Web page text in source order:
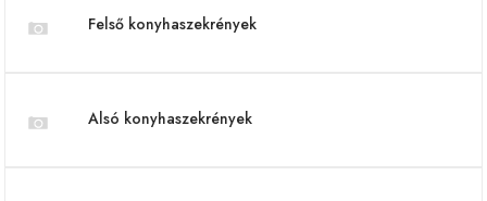
Felső konyhaszekrények
Alsó konyhaszekrények